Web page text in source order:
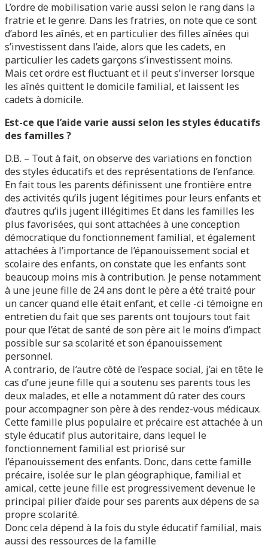
L’ordre de mobilisation varie aussi selon le rang dans la
fratrie et le genre. Dans les fratries, on note que ce sont
d’abord les aînés, et en particulier des filles aînées qui
s’investissent dans l’aide, alors que les cadets, en
particulier les cadets garçons s’investissent moins.
Mais cet ordre est fluctuant et il peut s’inverser lorsque
les aînés quittent le domicile familial, et laissent les
cadets à domicile.
Est-ce que l’aide varie aussi selon les styles éducatifs
des familles ?
D.B. – Tout à fait, on observe des variations en fonction
des styles éducatifs et des représentations de l’enfance.
En fait tous les parents définissent une frontière entre
des activités qu’ils jugent légitimes pour leurs enfants et
d’autres qu’ils jugent illégitimes Et dans les familles les
plus favorisées, qui sont attachées à une conception
démocratique du fonctionnement familial, et également
attachées à l’importance de l’épanouissement social et
scolaire des enfants, on constate que les enfants sont
beaucoup moins mis à contribution. Je pense notamment
à une jeune fille de 24 ans dont le père a été traité pour
un cancer quand elle était enfant, et celle -ci témoigne en
entretien du fait que ses parents ont toujours tout fait
pour que l’état de santé de son père ait le moins d’impact
possible sur sa scolarité et son épanouissement
personnel.
A contrario, de l’autre côté de l’espace social, j’ai en tête le
cas d’une jeune fille qui a soutenu ses parents tous les
deux malades, et elle a notamment dû rater des cours
pour accompagner son père à des rendez-vous médicaux.
Cette famille plus populaire et précaire est attachée à un
style éducatif plus autoritaire, dans lequel le
fonctionnement familial est priorisé sur
l’épanouissement des enfants. Donc, dans cette famille
précaire, isolée sur le plan géographique, familial et
amical, cette jeune fille est progressivement devenue le
principal pilier d’aide pour ses parents aux dépens de sa
propre scolarité.
Donc cela dépend à la fois du style éducatif familial, mais
aussi des ressources de la famille